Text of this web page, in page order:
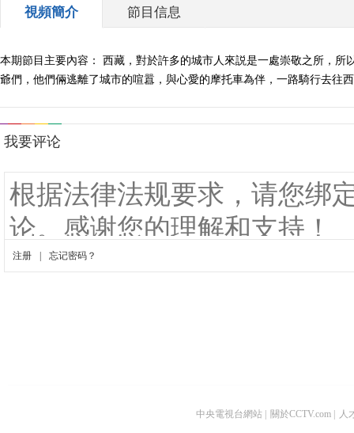
視頻簡介 節目信息
本期節目主要內容： 西藏，對於許多的城市人來説是一處崇敬之所，
爺們，他們倆逃離了城市的喧囂，與心愛的摩托車為伴，一路騎行去往
中央電視台網站 關於CCTV.com 人